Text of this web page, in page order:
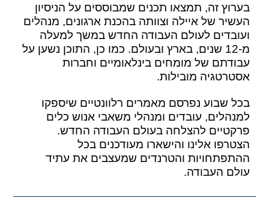
בערוץ זה, תמצאו תכנים שמבוססים על הניסיון
העשיר של איילה וצוותה בהכנת ארגונים, מנהלים
ועובדים לעולם העבודה החדש במשך למעלה
מ-12 שנים, בארץ ובעולם. כמו כן, התוכן נשען על
עבודתם של מומחים בינלאומיים וחברות
אסטרטגיה מובילות.
בכל שבוע נפרסם מאמרים רלוונטיים שיספקו
למנהלים, עובדים ומנהלי משאבי אנוש כלים
פרקטיים להצלחה בעולם העבודה החדש.
הצטרפו אלינו והישארו מעודכנים בכל
ההתפתחויות והטרנדים שמעצבים את עתיד
עולם העבודה.